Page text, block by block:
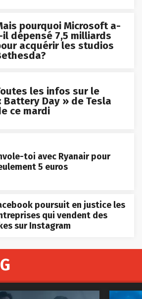
pourquoi Microsoft a-
dépensé 7,5 milliards
acquérir les studios
les infos sur le
Battery Day » de Tesla
ce mardi
toi avec Ryanair pour
5 euros
poursuit en justice les
qui vendent des
sur Instagram